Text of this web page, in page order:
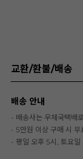
교환/환불/배송
배송 안내
- 배송사는 우체국택배
- 5만원 이상 구매 시 무
- 평일 오후 5시, 토요